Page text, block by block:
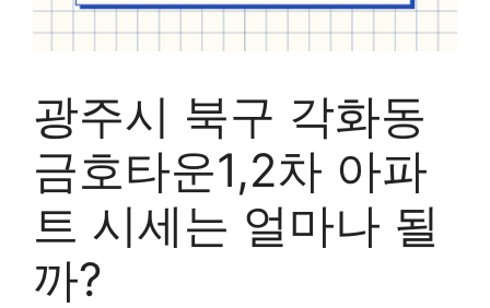
광주시 북구 각화동
금호타운1,2차 아파
트 시세는 얼마나 될
까?